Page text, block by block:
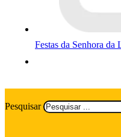
Festas da Senhora
Pesquisar